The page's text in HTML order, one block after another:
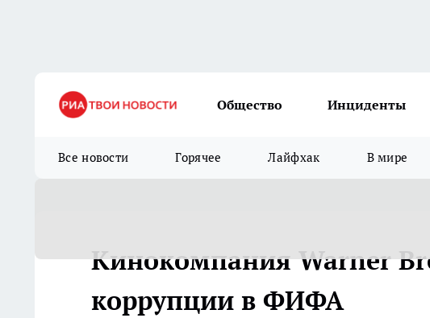
Общество Инциденты
Все новости Горячее Лайфхак В мире
Кинокомпания Warner
коррупции в ФИФА